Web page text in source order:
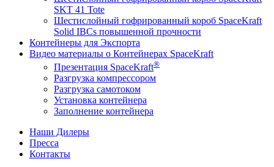
SKT 41 Tote
Шестислойный гофрированный короб SpaceKraft
Solid IBCs повышенной прочности
Контейнеры для Экспорта
Видео материалы о Контейнерах SpaceKraft
Презентация SpaceKraft®
Разгрузка компрессором
Разгрузка самотоком
Установка контейнера
Заполнение контейнера
Наши Дилеры
Пресса
Контакты